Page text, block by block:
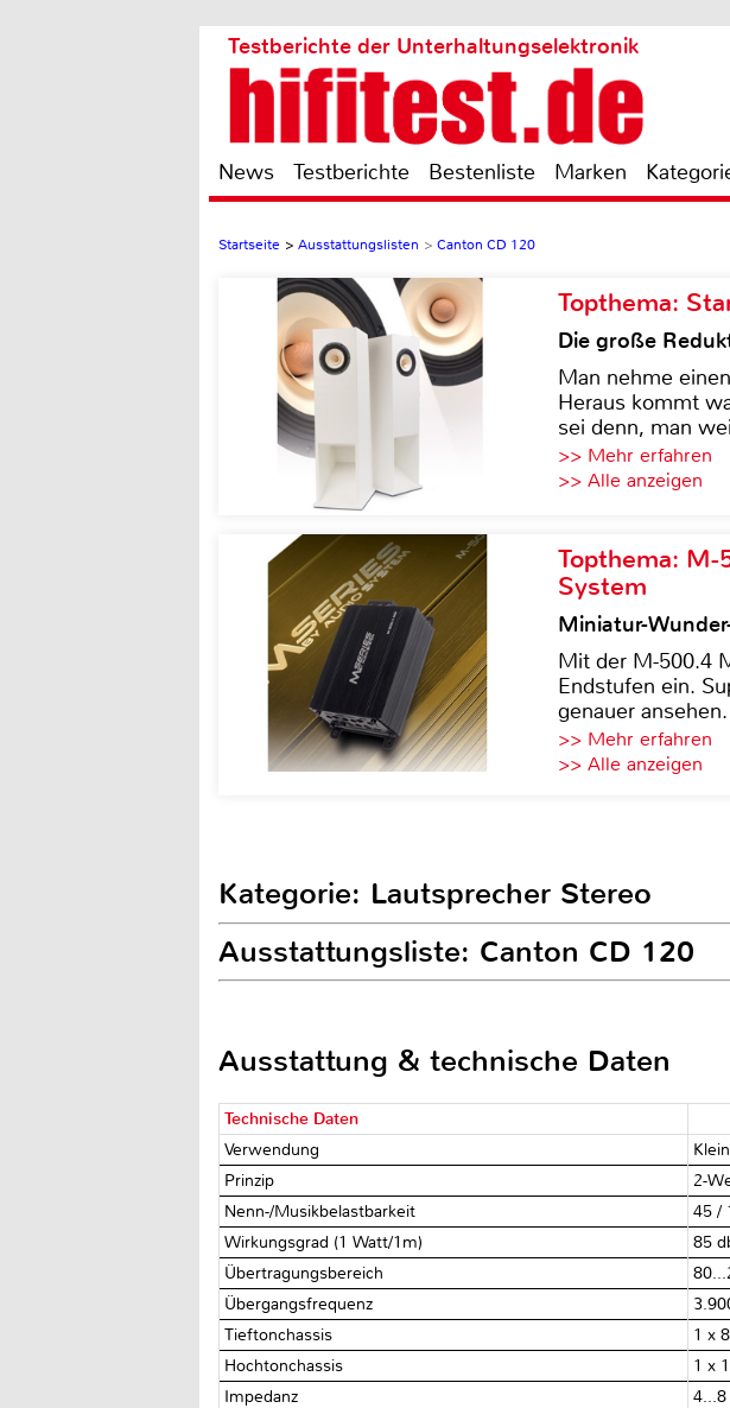
Testberichte der Unterhaltungselektronik
News Testberichte Bestenliste Marken
Startseite > Ausstattungslisten > Canton CD 120
Topthema:
Die große
Man nehme
Heraus kommt
sei denn, man
>> Mehr erfahren
>> Alle anzeigen
Topthema:
System
Miniatur-
Mit der M-500.4
Endstufen ein.
genauer ansehen.
>> Mehr erfahren
>> Alle anzeigen
Kategorie: Lautsprecher Stereo
Ausstattungsliste: Canton CD 120
Ausstattung & technische Daten
Technische Daten
Verwendung
Prinzip
2-
Nenn-/Musikbelastbarkeit
45 /
Wirkungsgrad (1 Watt/1m)
85
Übertragungsbereich
Übergangsfrequenz
Tieftonchassis
1 x
Hochtonchassis
1 x
Impedanz